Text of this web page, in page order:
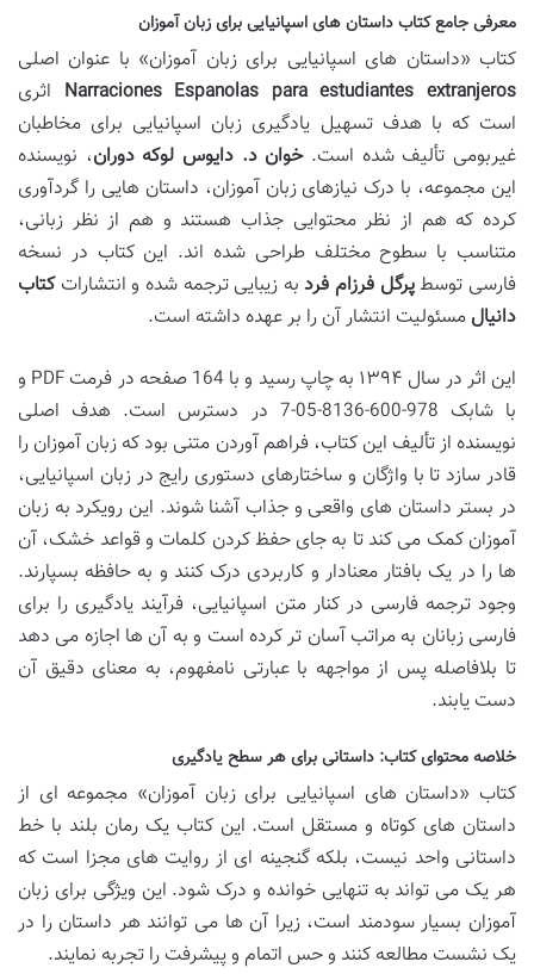
معرفی جامع کتاب داستان های اسپانیایی برای زبان آموزان
کتاب «داستان های اسپانیایی برای زبان آموزان» با عنوان اصلی
Narraciones Espanolas para estudiantes extranjeros اثری
است که با هدف تسهیل یادگیری زبان اسپانیایی برای مخاطبان
غیربومی تألیف شده است.خوان د. دایوس لوکه دوران، نویسنده
این مجموعه، با درک نیازهای زبان آموزان، داستان هایی را گردآوری
کرده که هم از نظر محتوایی جذاب هستند و هم از نظر زبانی،
متناسب با سطوح مختلف طراحی شده اند. این کتاب در نسخه
فارسی توسطپرگل فرزام فرد به زیبایی ترجمه شده و انتشاراتکتاب
دانیال مسئولیت انتشار آن را بر عهده داشته است.
این اثر در سال ۱۳۹۴ به چاپ رسید و با 164 صفحه در فرمت PDF و
با شابک 978-600-8136-05-7 در دسترس است. هدف اصلی
نویسنده از تألیف این کتاب، فراهم آوردن متنی بود که زبان آموزان را
قادر سازد تا با واژگان و ساختارهای دستوری رایج در زبان اسپانیایی،
در بستر داستان های واقعی و جذاب آشنا شوند. این رویکرد به زبان
آموزان کمک می کند تا به جای حفظ کردن کلمات و قواعد خشک، آن
ها را در یک بافتار معنادار و کاربردی درک کنند و به حافظه بسپارند.
وجود ترجمه فارسی در کنار متن اسپانیایی، فرآیند یادگیری را برای
فارسی زبانان به مراتب آسان تر کرده است و به آن ها اجازه می دهد
تا بلافاصله پس از مواجهه با عبارتی نامفهوم، به معنای دقیق آن
دست یابند.
خلاصه محتوای کتاب: داستانی برای هر سطح یادگیری
کتاب «داستان های اسپانیایی برای زبان آموزان» مجموعه ای از
داستان های کوتاه و مستقل است. این کتاب یک رمان بلند با خط
داستانی واحد نیست، بلکه گنجینه ای از روایت های مجزا است که
هر یک می تواند به تنهایی خوانده و درک شود. این ویژگی برای زبان
آموزان بسیار سودمند است، زیرا آن ها می توانند هر داستان را در
یک نشست مطالعه کنند و حس اتمام و پیشرفت را تجربه نمایند.